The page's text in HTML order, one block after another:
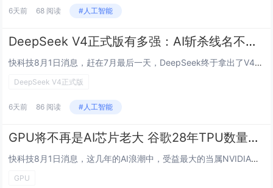
6天前 68 阅读 #人工智能
DeepSeek V4正式版有多强：AI斩杀线名不虚传 性价比干掉大多数友商
快科技8月1日消息，赶在7月最后一天，DeepSeek终于拿出了V4正式版，首发的只是V4 Flash-0731，Pro正式版要到8月初，会随着DeepSeek的Harness工具一起问世。V4 Flash-0731发布之后，之前还因为De...
DeepSeek V4正式版
6天前 86 阅读 #人工智能
GPU将不再是AI芯片老大 谷歌28年TPU数量达1500万：首次压NVIDIA一头
快科技8月1日消息，这几年的AI浪潮中，受益最大的当属NVIDIA，各大公司的训练、推理都少不了购买后者的GPU显卡，不过两年后GPU恐怕就不是主宰了，谷歌的TPU会后来居上。在AI芯片技术路线上，可以简单分为NVIDIA为主的GPU通用计...
GPU